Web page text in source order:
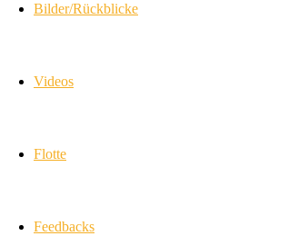
Bilder/Rückblicke
Videos
Flotte
Feedbacks